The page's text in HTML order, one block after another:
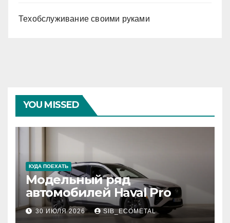
Техобслуживание своими руками
YOU MISSED
КУДА ПОЕХАТЬ
Модельный ряд
автомобилей Haval Pro
30 ИЮЛЯ 2026 SIB_ECOMETAL